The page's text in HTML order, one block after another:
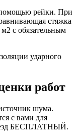
помощью рейки. При
стяжка
с обязательным
ударного
работ
шума.
с вами для
БЕСПЛАТНЫЙ.